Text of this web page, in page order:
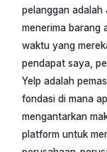
pelanggan adalah
menerima barang
waktu yang
pendapat saya,
Yelp adalah
fondasi di mana
mengantarkan
platform untuk